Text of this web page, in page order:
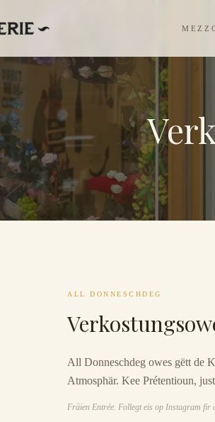
ALL DONNESCHDEG
All Donneschdeg owes gëtt de
Atmosphär. Kee Prétentioun,
Fräien Entrée. Follegt eis op Instagram fir